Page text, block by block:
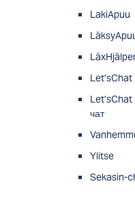
LakiApuu
Let’sChat
Let’sChat
чат
Ylitse
Sekasin-